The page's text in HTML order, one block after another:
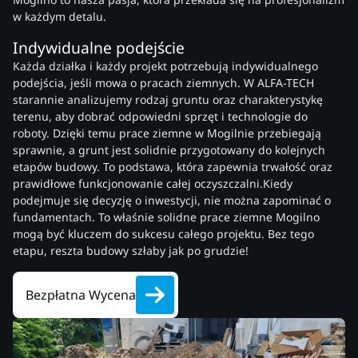
w każdym detalu.
Indywidualne podejście
Każda działka i każdy projekt potrzebują indywidualnego
podejścia, jeśli mowa o pracach ziemnych. W ALFA-TECH
starannie analizujemy rodzaj gruntu oraz charakterystykę
terenu, aby dobrać odpowiedni sprzęt i technologie do
roboty. Dzięki temu prace ziemne w Mogilnie przebiegają
sprawnie, a grunt jest solidnie przygotowany do kolejnych
etapów budowy. To podstawa, która zapewnia trwałość oraz
prawidłowe funkcjonowanie całej oczyszczalni.Kiedy
podejmuje się decyzję o inwestycji, nie można zapominać o
fundamentach. To właśnie solidne prace ziemne Mogilno
mogą być kluczem do sukcesu całego projektu. Bez tego
etapu, reszta budowy szłaby jak po grudzie!
Bezpłatna Wycena